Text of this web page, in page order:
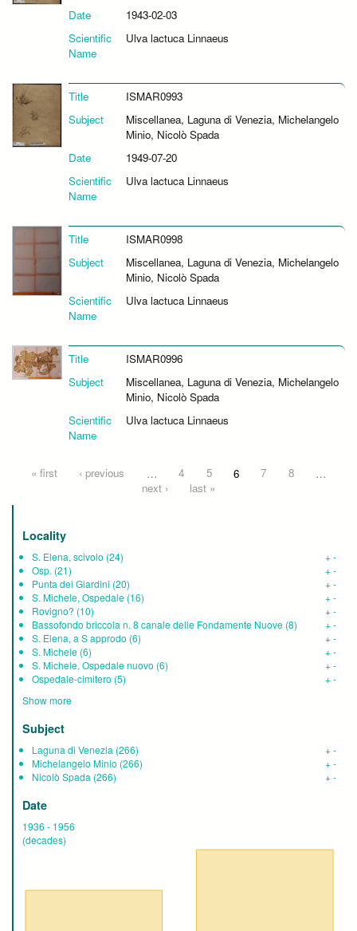
Date
1943-02-03
Scientific
Name
Ulva lactuca Linnaeus
Title
ISMAR0993
Subject
Miscellanea, Laguna di Venezia, Michelangelo
Minio, Nicolò Spada
Date
1949-07-20
Scientific
Name
Ulva lactuca Linnaeus
Title
ISMAR0998
Subject
Miscellanea, Laguna di Venezia, Michelangelo
Minio, Nicolò Spada
Scientific
Name
Ulva lactuca Linnaeus
Title
ISMAR0996
Subject
Miscellanea, Laguna di Venezia, Michelangelo
Minio, Nicolò Spada
Scientific
Name
Ulva lactuca Linnaeus
Pages
« first ‹ previous … 4 5 6 7 8
…
next ›
last »
Locality
S. Elena, scivolo (24) +-
Osp. (21) +-
Punta dei Giardini (20) +-
S. Michele, Ospedale (16) +-
Rovigno? (10) +-
Bassofondo briccola n. 8 canale delle Fondamente Nuove (8) +-
S. Elena, a S approdo (6) +-
S. Michele (6) +-
S. Michele, Ospedale nuovo (6) +-
Ospedale-cimitero (5) +-
Show more
Subject
Laguna di Venezia (266) +-
Michelangelo Minio (266) +-
Nicolò Spada (266) +-
Date
1936 - 1956
(decades)